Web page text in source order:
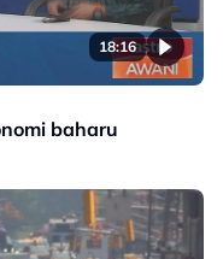
18:16
baharu